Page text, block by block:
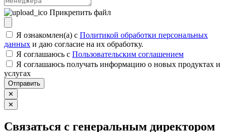
Прикрепить файл
Я ознакомлен(а) с Политикой обработки персональных
данных и даю согласие на их обработку.
Я соглашаюсь c Пользовательским соглашением
Я соглашаюсь получать информацию о новых продуктах и
услугах
Отправить
✕
✕
Связаться с генеральным директором